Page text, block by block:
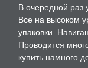
В очередной раз
Все на высоком
упаковки.
Проводится
купить намного